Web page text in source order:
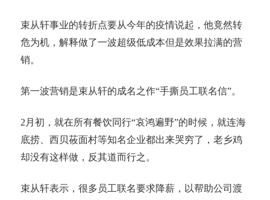
束从轩事业的转折点要从今年的疫情说起，他竟然转
危为机，解释做了一波超级低成本但是效果拉满的营
销。
第一波营销是束从轩的成名之作“手撕员工联名信”。
2月初，就在所有餐饮同行“哀鸿遍野”的时候，就连海
底捞、西贝莜面村等知名企业都出来哭穷了，老乡鸡
却没有这样做，反其道而行之。
束从轩表示，很多员工联名要求降薪，以帮助公司渡